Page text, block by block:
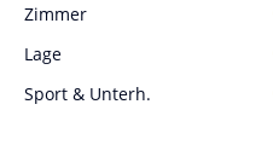
Zimmer
Lage
Sport & Unterh.